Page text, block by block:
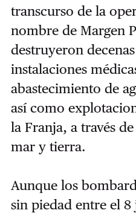
transcurso de la
nombre de Margen
destruyeron
instalaciones
abastecimiento de
así como
la Franja, a través
mar y tierra.
Aunque los
sin piedad entre el